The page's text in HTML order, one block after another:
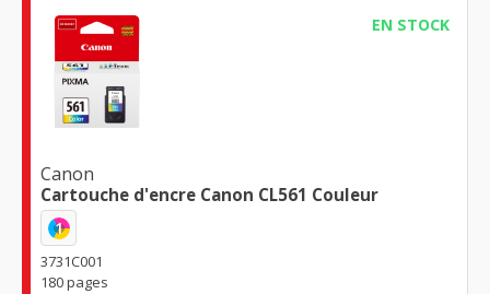
EN STOCK
Canon
Cartouche d'encre Canon CL561 Couleur
1
3731C001
180 pages